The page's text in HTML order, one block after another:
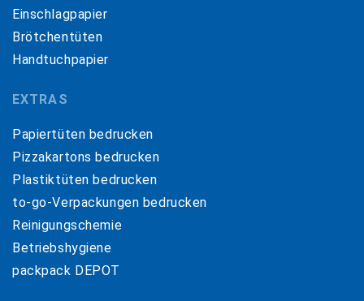
Einschlagpapier
Brötchentüten
Handtuchpapier
EXTRAS
Papiertüten bedrucken
Pizzakartons bedrucken
Plastiktüten bedrucken
to-go-Verpackungen bedrucken
Reinigungschemie
Betriebshygiene
packpack DEPOT